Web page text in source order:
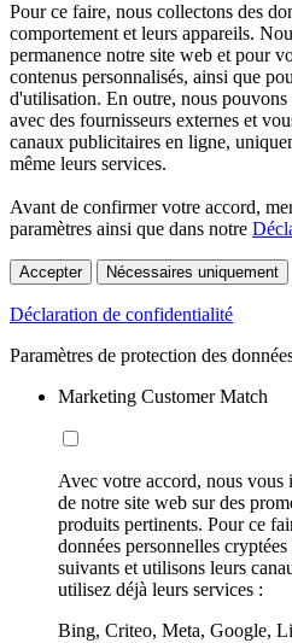
Pour ce faire, nous collectons des
comportement et leurs appareils.
permanence notre site web et pour
contenus personnalisés, ainsi que
d'utilisation. En outre, nous pouvons
avec des fournisseurs externes et
canaux publicitaires en ligne,
même leurs services.
Avant de confirmer votre accord,
paramètres ainsi que dans notre
Accepter Nécessaires uniquement
Déclaration de confidentialité
Paramètres de protection des
Marketing Customer Match
Avec votre accord, nous vous
de notre site web sur des
produits pertinents. Pour ce
données personnelles
suivants et utilisons leurs
utilisez déjà leurs services :
Bing, Criteo, Meta, Google,